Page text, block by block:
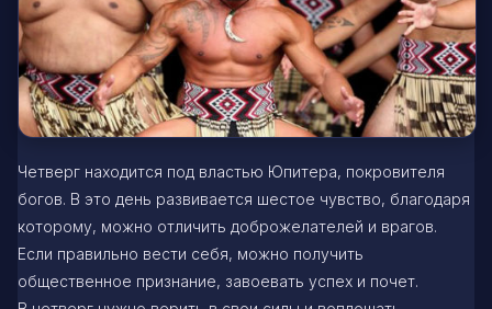
Четверг находится под властью Юпитера, покровителя
богов. В это день развивается шестое чувство, благодаря
которому, можно отличить доброжелателей и врагов.
Если правильно вести себя, можно получить
общественное признание, завоевать успех и почет.